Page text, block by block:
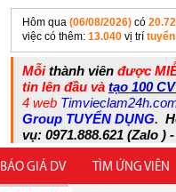
Hôm qua (06/08/2026) có
việc có thêm: 13.040 vị trí
Mỗithành viên được
tin lên đầu và tạo 100
4 web
Group TUYỂN DỤNG.
vụ: 0971.888.621 (Zalo )
BÁO GIÁ DV TÌM ỨNG VIÊN